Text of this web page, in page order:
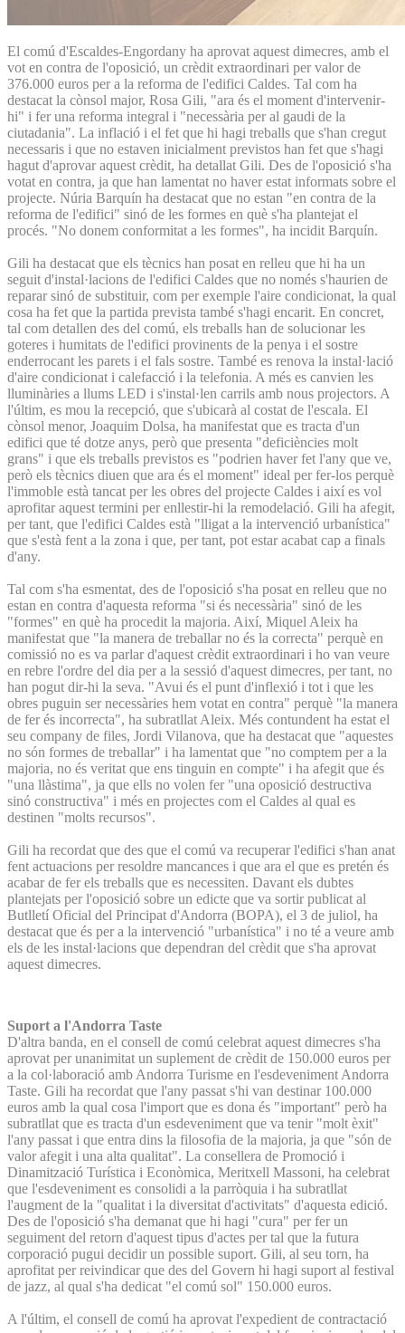
El comú d'Escaldes-Engordany ha aprovat aquest dimecres, amb el
vot en contra de l'oposició, un crèdit extraordinari per valor de
376.000 euros per a la reforma de l'edifici Caldes. Tal com ha
destacat la cònsol major, Rosa Gili, "ara és el moment d'intervenir-
hi" i fer una reforma integral i "necessària per al gaudi de la
ciutadania". La inflació i el fet que hi hagi treballs que s'han cregut
necessaris i que no estaven inicialment previstos han fet que s'hagi
hagut d'aprovar aquest crèdit, ha detallat Gili. Des de l'oposició s'ha
votat en contra, ja que han lamentat no haver estat informats sobre el
projecte. Núria Barquín ha destacat que no estan "en contra de la
reforma de l'edifici" sinó de les formes en què s'ha plantejat el
procés. "No donem conformitat a les formes", ha incidit Barquín.
Gili ha destacat que els tècnics han posat en relleu que hi ha un
seguit d'instal·lacions de l'edifici Caldes que no només s'haurien de
reparar sinó de substituir, com per exemple l'aire condicionat, la qual
cosa ha fet que la partida prevista també s'hagi encarit. En concret,
tal com detallen des del comú, els treballs han de solucionar les
goteres i humitats de l'edifici provinents de la penya i el sostre
enderrocant les parets i el fals sostre. També es renova la instal·lació
d'aire condicionat i calefacció i la telefonia. A més es canvien les
lluminàries a llums LED i s'instal·len carrils amb nous projectors. A
l'últim, es mou la recepció, que s'ubicarà al costat de l'escala. El
cònsol menor, Joaquim Dolsa, ha manifestat que es tracta d'un
edifici que té dotze anys, però que presenta "deficiències molt
grans" i que els treballs previstos es "podrien haver fet l'any que ve,
però els tècnics diuen que ara és el moment" ideal per fer-los perquè
l'immoble està tancat per les obres del projecte Caldes i així es vol
aprofitar aquest termini per enllestir-hi la remodelació. Gili ha afegit,
per tant, que l'edifici Caldes està "lligat a la intervenció urbanística"
que s'està fent a la zona i que, per tant, pot estar acabat cap a finals
d'any.
Tal com s'ha esmentat, des de l'oposició s'ha posat en relleu que no
estan en contra d'aquesta reforma "si és necessària" sinó de les
"formes" en què ha procedit la majoria. Així, Miquel Aleix ha
manifestat que "la manera de treballar no és la correcta" perquè en
comissió no es va parlar d'aquest crèdit extraordinari i ho van veure
en rebre l'ordre del dia per a la sessió d'aquest dimecres, per tant, no
han pogut dir-hi la seva. "Avui és el punt d'inflexió i tot i que les
obres puguin ser necessàries hem votat en contra" perquè "la manera
de fer és incorrecta", ha subratllat Aleix. Més contundent ha estat el
seu company de files, Jordi Vilanova, que ha destacat que "aquestes
no són formes de treballar" i ha lamentat que "no comptem per a la
majoria, no és veritat que ens tinguin en compte" i ha afegit que és
"una llàstima", ja que ells no volen fer "una oposició destructiva
sinó constructiva" i més en projectes com el Caldes al qual es
destinen "molts recursos".
Gili ha recordat que des que el comú va recuperar l'edifici s'han anat
fent actuacions per resoldre mancances i que ara el que es pretén és
acabar de fer els treballs que es necessiten. Davant els dubtes
plantejats per l'oposició sobre un edicte que va sortir publicat al
Butlletí Oficial del Principat d'Andorra (BOPA), el 3 de juliol, ha
destacat que és per a la intervenció "urbanística" i no té a veure amb
els de les instal·lacions que dependran del crèdit que s'ha aprovat
aquest dimecres.
Suport a l'Andorra Taste
D'altra banda, en el consell de comú celebrat aquest dimecres s'ha
aprovat per unanimitat un suplement de crèdit de 150.000 euros per
a la col·laboració amb Andorra Turisme en l'esdeveniment Andorra
Taste. Gili ha recordat que l'any passat s'hi van destinar 100.000
euros amb la qual cosa l'import que es dona és "important" però ha
subratllat que es tracta d'un esdeveniment que va tenir "molt èxit"
l'any passat i que entra dins la filosofia de la majoria, ja que "són de
valor afegit i una alta qualitat". La consellera de Promoció i
Dinamització Turística i Econòmica, Meritxell Massoni, ha celebrat
que l'esdeveniment es consolidi a la parròquia i ha subratllat
l'augment de la "qualitat i la diversitat d'activitats" d'aquesta edició.
Des de l'oposició s'ha demanat que hi hagi "cura" per fer un
seguiment del retorn d'aquest tipus d'actes per tal que la futura
corporació pugui decidir un possible suport. Gili, al seu torn, ha
aprofitat per reivindicar que des del Govern hi hagi suport al festival
de jazz, al qual s'ha dedicat "el comú sol" 150.000 euros.
A l'últim, el consell de comú ha aprovat l'expedient de contractació